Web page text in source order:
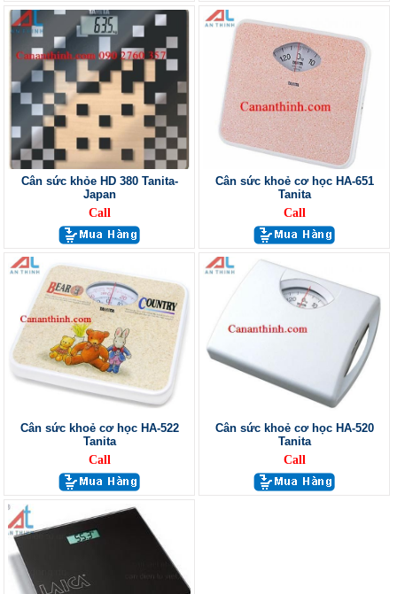
Cân sức khỏe HD 380 Tanita-
Japan
Call
Cân sức khoẻ cơ học HA-651
Tanita
Call
Cân sức khoẻ cơ học HA-522
Tanita
Call
Cân sức khoẻ cơ học HA-520
Tanita
Call